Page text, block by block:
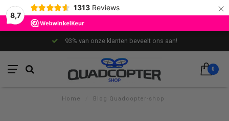
8,7
1313 Reviews ×
93% van onze klanten beveelt ons aan!
0
Home Blog Quadcopter-shop